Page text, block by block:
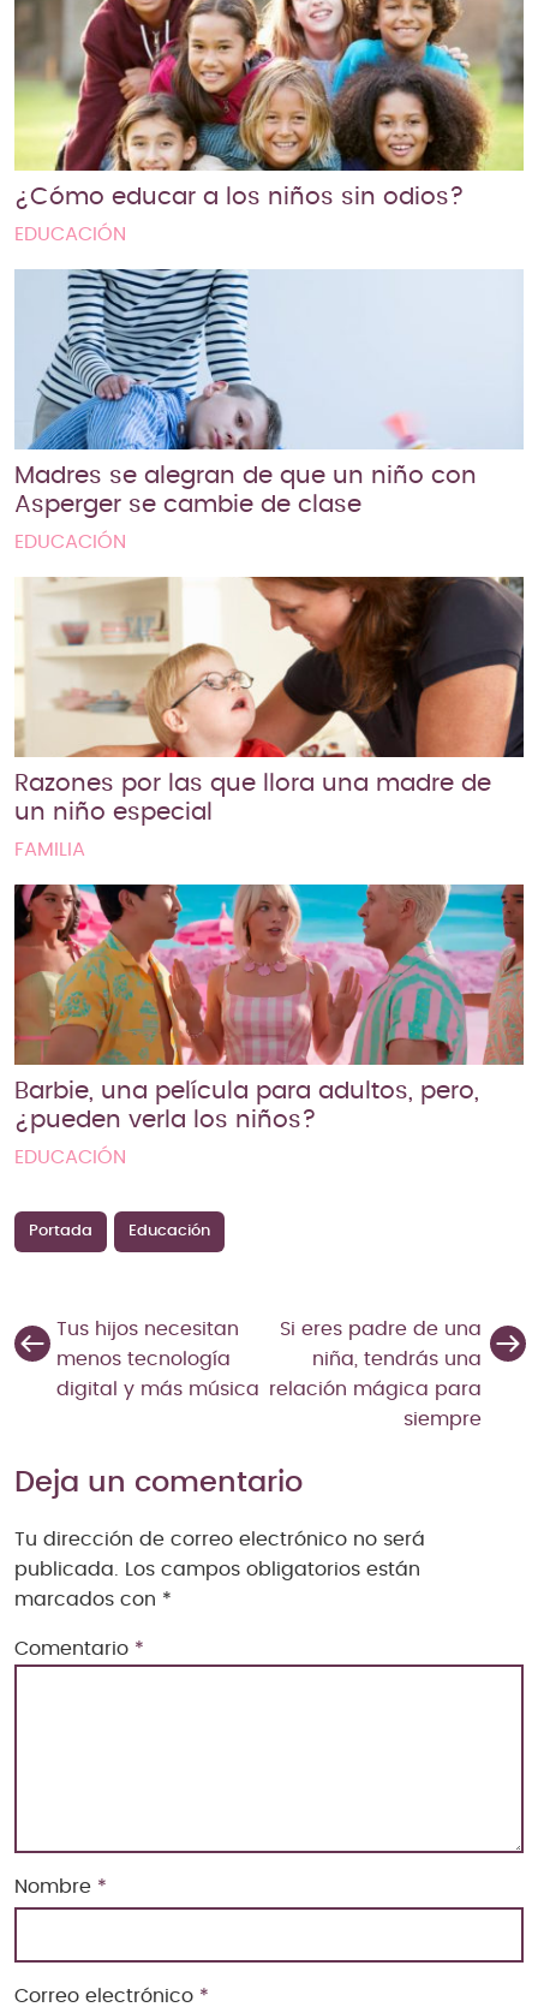
¿Cómo educar a los niños sin odios?
EDUCACIÓN
Madres se alegran de que un niño con
Asperger se cambie de clase
EDUCACIÓN
Razones por las que llora una madre de
un niño especial
FAMILIA
Barbie, una película para adultos, pero,
¿pueden verla los niños?
EDUCACIÓN
Portada Educación
Tus hijos necesitan
menos tecnología
digital y más música
Si eres padre de una
niña, tendrás una
relación mágica para
siempre
Deja un comentario
Tu dirección de correo electrónico no será
publicada.
Los campos obligatorios están
marcados con *
Comentario *
Nombre *
Correo electrónico *